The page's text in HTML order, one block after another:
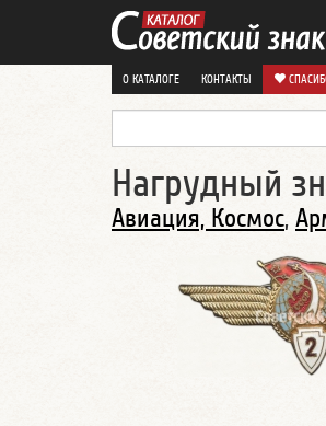
О КАТАЛОГЕ КОНТАКТЫ
Нагрудный
Авиация, Космос,